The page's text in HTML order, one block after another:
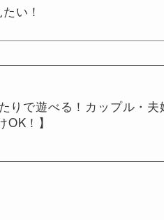
い！
りで遊べる！カップル・
！】